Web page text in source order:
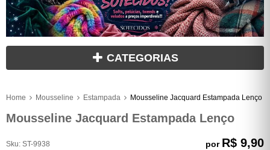
CATEGORIAS
Home Mousseline Estampada Mousseline Jacquard Estampada Lenço
Mousseline Jacquard Estampada Lenço
Sku: ST-9938
por R$ 9,90